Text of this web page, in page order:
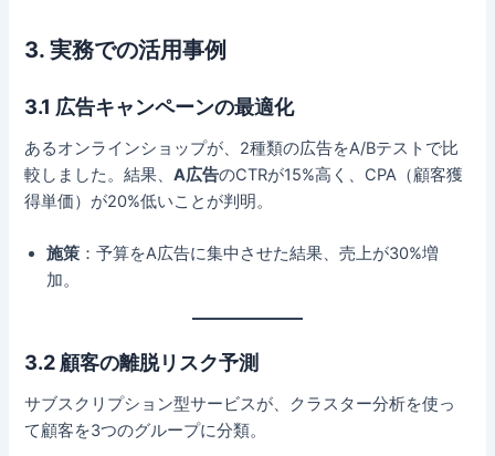
3. 実務での活用事例
3.1 広告キャンペーンの最適化
あるオンラインショップが、2種類の広告をA/Bテストで比
較しました。結果、A広告のCTRが15%高く、CPA（顧客獲
得単価）が20%低いことが判明。
施策 ：予算をA広告に集中させた結果、売上が30%増
加。
3.2 顧客の離脱リスク予測
サブスクリプション型サービスが、クラスター分析を使っ
て顧客を3つのグループに分類。